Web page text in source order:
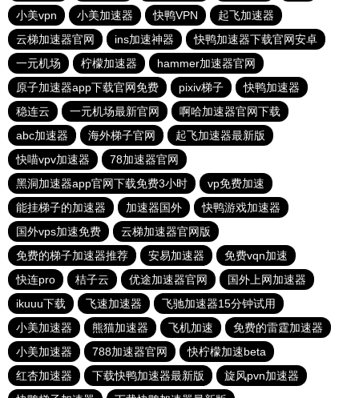
小美vpn
小美加速器 快鸭VPN
起飞加速器
云梯加速器官网
ins加速神器
快鸭加速器下载官网安卓
一元机场
柠檬加速器
hammer加速器官网
原子加速器app下载官网免费
pixiv梯子
快鸭加速器
稳连云
一元机场最新官网
啊哈加速器官网下载
abc加速器
海外梯子官网
起飞加速器最新版
快喵vpv加速器
78加速器官网
黑洞加速器app官网下载免费3小时
vp免费加速
能挂梯子的加速器
加速器国外
快鸭游戏加速器
国外vps加速免费
云梯加速器官网版
免费的梯子加速器推荐
安易加速器
免费vqn加速
快连pro
桔子云 优途加速器官网
国外上网加速器
ikuuu下载
飞速加速器
飞驰加速器15分钟试用
小美加速器
熊猫加速器 飞机加速
免费的雷霆加速器
小美加速器
788加速器官网
快柠檬加速beta
红杏加速器
下载快鸭加速器最新版
旋风pvn加速器